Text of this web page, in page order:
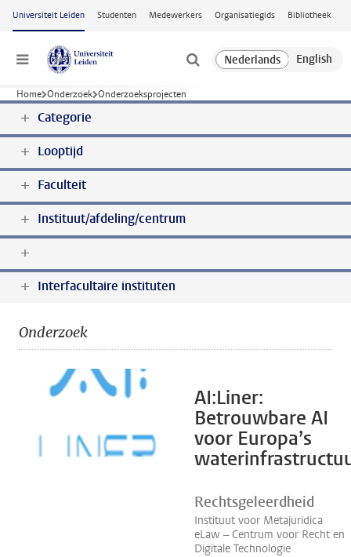
Ga naar hoofdinhoud
Universiteit Leiden Studenten Medewerkers Organisatiegids Bibliotheek
Menu
Home Onderzoek Onderzoeksprojecten
Categorie
Looptijd
Faculteit
Instituut/afdeling/centrum
Interfacultaire instituten
Onderzoek
AI:Liner:
Betrouwbare AI
voor Europa’s
Rechtsgeleerdheid
Instituut voor Metajuridica
eLaw – Centrum voor Recht en
Digitale Technologie